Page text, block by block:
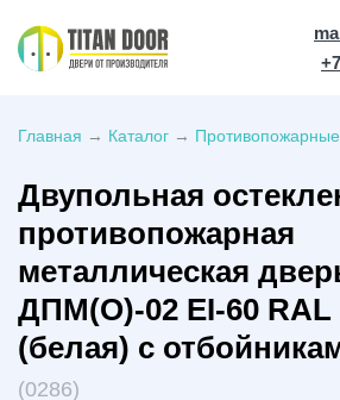
Главная → Каталог →
Двупольная
противопожарная
металлическая
ДПМ(О)-02 EI-60 RAL
(белая) с
(0286)